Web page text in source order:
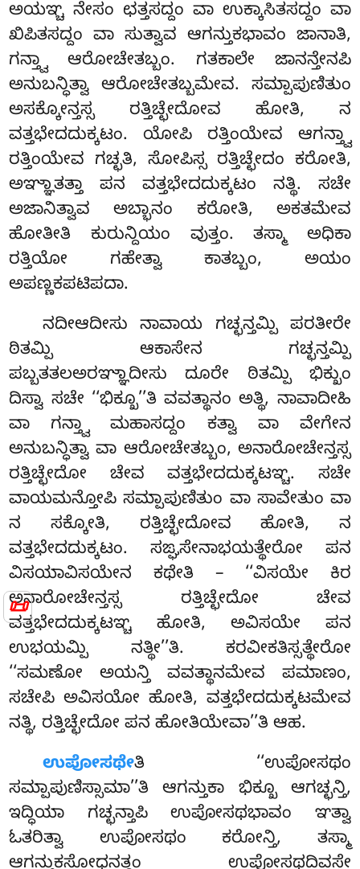
📜
ಅಯಞ್ಚ ನೇಸಂ ಛತ್ತಸದ್ದಂ ವಾ ಉಕ್ಕಾಸಿತಸದ್ದಂ ವಾ
ಖಿಪಿತಸದ್ದಂ ವಾ ಸುತ್ವಾವ ಆಗನ್ತುಕಭಾವಂ ಜಾನಾತಿ,
ಗನ್ತ್ವಾ ಆರೋಚೇತಬ್ಬಂ. ಗತಕಾಲೇ ಜಾನನ್ತೇನಪಿ
ಅನುಬನ್ಧಿತ್ವಾ ಆರೋಚೇತಬ್ಬಮೇವ. ಸಮ್ಪಾಪುಣಿತುಂ
ಅಸಕ್ಕೋನ್ತಸ್ಸ ರತ್ತಿಚ್ಛೇದೋವ ಹೋತಿ, ನ
ವತ್ತಭೇದದುಕ್ಕಟಂ. ಯೋಪಿ ರತ್ತಿಂಯೇವ ಆಗನ್ತ್ವಾ
ರತ್ತಿಂಯೇವ ಗಚ್ಛತಿ, ಸೋಪಿಸ್ಸ ರತ್ತಿಚ್ಛೇದಂ ಕರೋತಿ,
ಅಞ್ಞಾತತ್ತಾ ಪನ ವತ್ತಭೇದದುಕ್ಕಟಂ ನತ್ಥಿ. ಸಚೇ
ಅಜಾನಿತ್ವಾವ ಅಬ್ಭಾನಂ ಕರೋತಿ, ಅಕತಮೇವ
ಹೋತೀತಿ ಕುರುನ್ದಿಯಂ ವುತ್ತಂ. ತಸ್ಮಾ ಅಧಿಕಾ
ರತ್ತಿಯೋ ಗಹೇತ್ವಾ ಕಾತಬ್ಬಂ, ಅಯಂ
ಅಪಣ್ಣಕಪಟಿಪದಾ.
ನದೀಆದೀಸು ನಾವಾಯ ಗಚ್ಛನ್ತಮ್ಪಿ ಪರತೀರೇ
ಠಿತಮ್ಪಿ ಆಕಾಸೇನ ಗಚ್ಛನ್ತಮ್ಪಿ
ಪಬ್ಬತತಲಅರಞ್ಞಾದೀಸು ದೂರೇ ಠಿತಮ್ಪಿ ಭಿಕ್ಖುಂ
ದಿಸ್ವಾ ಸಚೇ ‘‘ಭಿಕ್ಖೂ’’ತಿ ವವತ್ಥಾನಂ ಅತ್ಥಿ, ನಾವಾದೀಹಿ
ವಾ ಗನ್ತ್ವಾ ಮಹಾಸದ್ದಂ ಕತ್ವಾ ವಾ ವೇಗೇನ
ಅನುಬನ್ಧಿತ್ವಾ ವಾ ಆರೋಚೇತಬ್ಬಂ, ಅನಾರೋಚೇನ್ತಸ್ಸ
ರತ್ತಿಚ್ಛೇದೋ ಚೇವ ವತ್ತಭೇದದುಕ್ಕಟಞ್ಚ. ಸಚೇ
ವಾಯಮನ್ತೋಪಿ ಸಮ್ಪಾಪುಣಿತುಂ ವಾ ಸಾವೇತುಂ ವಾ
ನ ಸಕ್ಕೋತಿ, ರತ್ತಿಚ್ಛೇದೋವ ಹೋತಿ, ನ
ವತ್ತಭೇದದುಕ್ಕಟಂ. ಸಙ್ಘಸೇನಾಭಯತ್ಥೇರೋ ಪನ
ವಿಸಯಾವಿಸಯೇನ ಕಥೇತಿ – ‘‘ವಿಸಯೇ ಕಿರ
ಅನಾರೋಚೇನ್ತಸ್ಸ ರತ್ತಿಚ್ಛೇದೋ ಚೇವ
ವತ್ತಭೇದದುಕ್ಕಟಞ್ಚ ಹೋತಿ, ಅವಿಸಯೇ ಪನ
ಉಭಯಮ್ಪಿ ನತ್ಥೀ’’ತಿ. ಕರವೀಕತಿಸ್ಸತ್ಥೇರೋ
‘‘ಸಮಣೋ ಅಯನ್ತಿ ವವತ್ಥಾನಮೇವ ಪಮಾಣಂ,
ಸಚೇಪಿ ಅವಿಸಯೋ ಹೋತಿ, ವತ್ತಭೇದದುಕ್ಕಟಮೇವ
ನತ್ಥಿ, ರತ್ತಿಚ್ಛೇದೋ ಪನ ಹೋತಿಯೇವಾ’’ತಿ ಆಹ.
ಉಪೋಸಥೇತಿ ‘‘ಉಪೋಸಥಂ
ಸಮ್ಪಾಪುಣಿಸ್ಸಾಮಾ’’ತಿ ಆಗನ್ತುಕಾ ಭಿಕ್ಖೂ ಆಗಚ್ಛನ್ತಿ,
ಇದ್ಧಿಯಾ ಗಚ್ಛನ್ತಾಪಿ ಉಪೋಸಥಭಾವಂ ಞತ್ವಾ
ಓತರಿತ್ವಾ ಉಪೋಸಥಂ ಕರೋನ್ತಿ, ತಸ್ಮಾ